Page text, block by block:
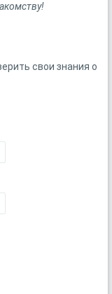
свои знания о